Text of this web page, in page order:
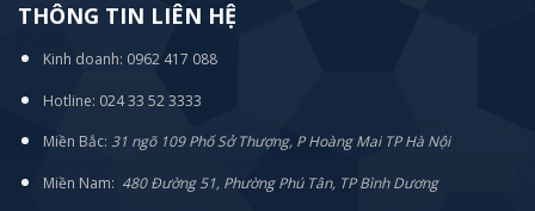
THÔNG TIN LIÊN HỆ
Kinh doanh: 0962 417 088
Hotline: 024 33 52 3333
Miền Bắc: 31 ngõ 109 Phố Sở Thượng, P Hoàng Mai TP Hà Nội
Miền Nam: 480 Đường 51, Phường Phú Tân, TP Bình Dương